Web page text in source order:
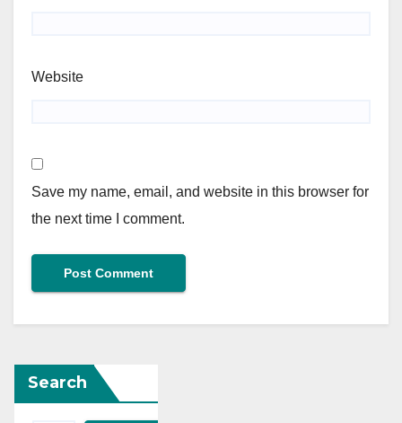
Website
Save my name, email, and website in this browser for
the next time I comment.
Search